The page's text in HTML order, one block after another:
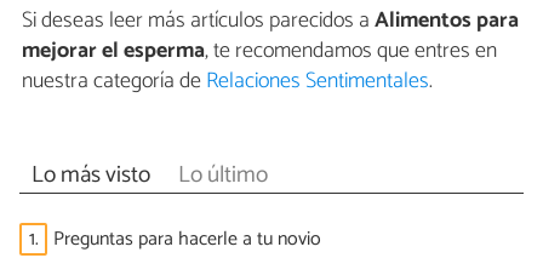
Si deseas leer más artículos parecidos aAlimentos para
mejorar el esperma, te recomendamos que entres en
nuestra categoría deRelaciones Sentimentales.
Lo más visto Lo último
1. Preguntas para hacerle a tu novio